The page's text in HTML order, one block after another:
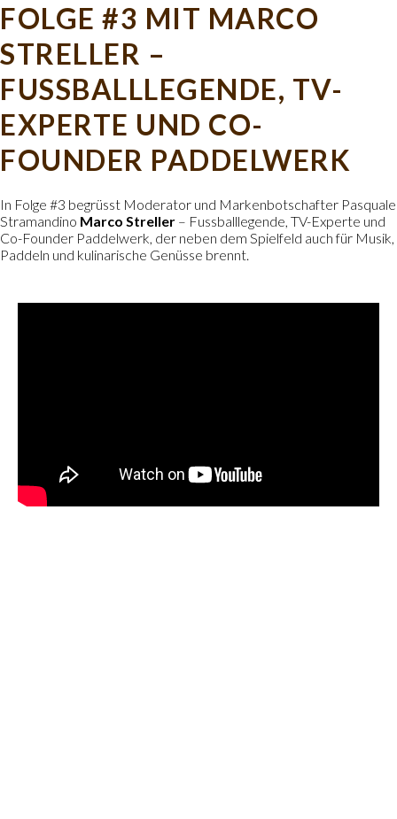
FOLGE #3 MIT MARCO
STRELLER –
FUSSBALLLEGENDE, TV-
EXPERTE UND CO-
FOUNDER PADDELWERK
In Folge #3 begrüsst Moderator und Markenbotschafter Pasquale
Stramandino Marco Streller – Fussballlegende, TV-Experte und
Co-Founder Paddelwerk, der neben dem Spielfeld auch für Musik,
Paddeln und kulinarische Genüsse brennt.